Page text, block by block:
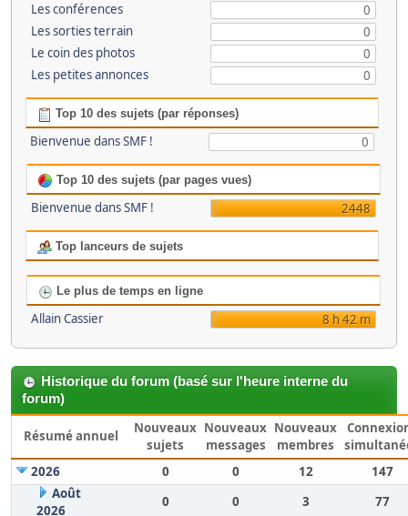
Les conférences
0
Les sorties terrain
0
Le coin des photos
0
Les petites annonces
0
Top 10 des sujets (par réponses)
Bienvenue dans SMF ! 0
Top 10 des sujets (par pages vues)
Bienvenue dans SMF ! 2448
Top lanceurs de sujets
Le plus de temps en ligne
Allain Cassier 8 h 42 m
Historique du forum (basé sur l'heure interne du
forum)
Résumé annuel
Nouveaux
sujets
Nouveaux
messages
Nouveaux
membres
2026
0 0 12
147
Août
2026
0 0 3
77